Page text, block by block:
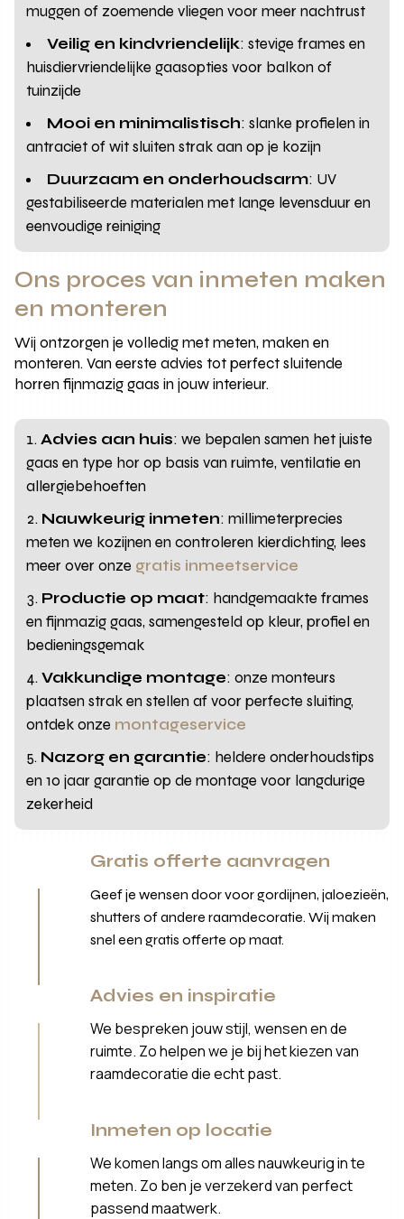
muggen of zoemende vliegen voor meer nachtrust
Veilig en kindvriendelijk: stevige frames en
huisdiervriendelijke gaasopties voor balkon of
tuinzijde
Mooi en minimalistisch: slanke profielen in
antraciet of wit sluiten strak aan op je kozijn
Duurzaam en onderhoudsarm: UV
gestabiliseerde materialen met lange levensduur en
eenvoudige reiniging
Ons proces van inmeten maken
en monteren
Wij ontzorgen je volledig met meten, maken en
monteren. Van eerste advies tot perfect sluitende
horren fijnmazig gaas in jouw interieur.
Advies aan huis: we bepalen samen het juiste
gaas en type hor op basis van ruimte, ventilatie en
allergiebehoeften
Nauwkeurig inmeten: millimeterprecies
meten we kozijnen en controleren kierdichting, lees
meer over onze gratis inmeetservice
Productie op maat: handgemaakte frames
en fijnmazig gaas, samengesteld op kleur, profiel en
bedieningsgemak
Vakkundige montage: onze monteurs
plaatsen strak en stellen af voor perfecte sluiting,
ontdek onze montageservice
Nazorg en garantie: heldere onderhoudstips
en 10 jaar garantie op de montage voor langdurige
zekerheid
Gratis offerte aanvragen
Geef je wensen door voor gordijnen, jaloezieën,
shutters of andere raamdecoratie. Wij maken
snel een gratis offerte op maat.
Advies en inspiratie
We bespreken jouw stijl, wensen en de
ruimte. Zo helpen we je bij het kiezen van
raamdecoratie die echt past.
Inmeten op locatie
We komen langs om alles nauwkeurig in te
meten. Zo ben je verzekerd van perfect
passend maatwerk.